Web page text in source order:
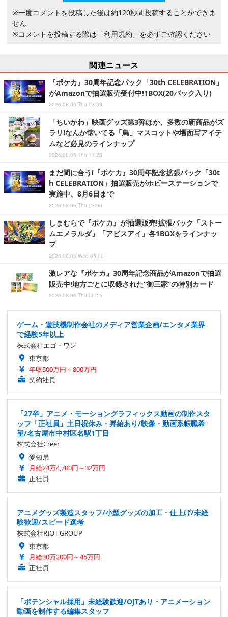
※一度コメントを投稿した後は約120秒間投稿することができま
せん
※コメントを投稿する際は 「利用規約」 を必ずご確認ください
関連ニュース
『ポケカ』30周年記念パック「30th CELEBRATION」
がAmazonで抽選販売受付中!1BOX(20パック入り)
2026.08.06 Thu 03:30
「ちいかわ」映画グッズ第3弾ほか、多数の新商品がズ
ラリ!なんか懐いてる「鳥」マスコットや場面写アイテ
ムなど必見のラインナップ
2026.08.06 Thu 11:25
まだ間に合う!『ポケカ』30周年記念拡張パック「30t
h CELEBRATION」抽選販売がホビーステーションで
実施中、8月6日まで
2026.08.06 Thu 03:00
しまむらで『ポケカ』が抽選販売!拡張パック「ストー
ムエメラルダ」「アビスアイ」各1BOXをラインナッ
プ
2026.08.05 Wed 05:00
激レアな『ポケカ』30周年記念商品がAmazonで抽選
販売中!地方ごとに収録された“御三家”の特別カード
2026.08.06 Thu 05:15
ゲーム・遊技機制作会社のメディア営業企画/エンタメ業界
で経験5年以上
株式会社エゴ・ワン
東京都
年収500万円～800万円
契約社員
「27卒」アニメ・モーショングラフィックス動画の制作スタ
ッフ「正社員」土日祝休み・昇給あり/映像・動画系転職希
望/名古屋市中村区名駅1丁目
株式会社Creer
愛知県
月給24万4,700円～32万円
正社員
アニメグッズ製造スタッフ/小型グッズの加工・仕上げ/未経
験歓迎/スピード選考
株式会社RIOT GROUP
東京都
月給30万200円～45万円
正社員
「ポテンシャル採用」未経験歓迎/OJTあり・アニメーション
動画を制作する編集スタッフ